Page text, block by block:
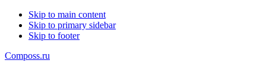
Skip to main content
Skip to primary sidebar
Skip to footer
Composs.ru